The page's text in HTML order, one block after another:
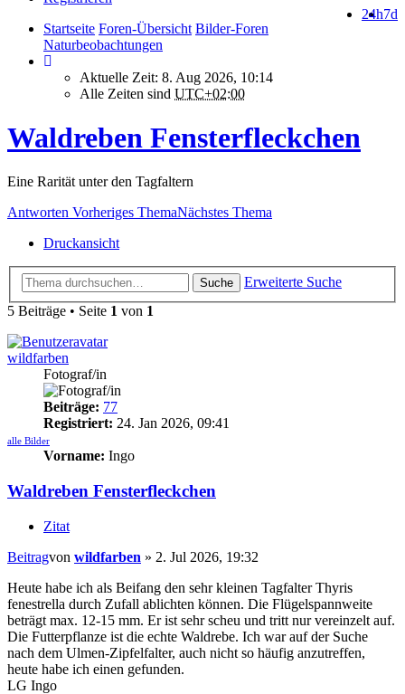
7d
24h
Startseite Foren-Übersicht Bilder-Foren
Naturbeobachtungen
Aktuelle Zeit: 8. Aug 2026, 10:14
Alle Zeiten sind UTC+02:00
Waldreben Fensterfleckchen
Eine Rarität unter den Tagfaltern
Antworten Vorheriges ThemaNächstes Thema
Druckansicht
Suche
Erweiterte Suche
5 Beiträge • Seite 1 von 1
wildfarben
Fotograf/in
Beiträge: 77
Registriert: 24. Jan 2026, 09:41
alle Bilder
Vorname: Ingo
Waldreben Fensterfleckchen
Zitat
Beitragvon wildfarben » 2. Jul 2026, 19:32
Heute habe ich als Beifang den sehr kleinen Tagfalter Thyris
fenestrella durch Zufall ablichten können. Die Flügelspannweite
beträgt max. 12-15 mm. Er ist sehr scheu und tritt nur vereinzelt auf.
Die Futterpflanze ist die echte Waldrebe. Ich war auf der Suche
nach dem Ulmen-Zipfelfalter, auch nicht so häufig anzutreffen,
heute habe ich einen gefunden.
LG Ingo